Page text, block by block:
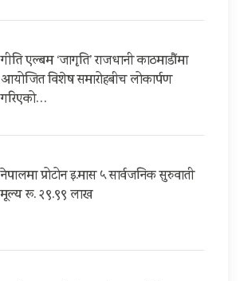
गीति एल्बम ‘जागृति’ राजधानी काठमाडौंमा
आयोजित विशेष समारोहबीच लोकार्पण
गरिएको…
नेपालमा प्रोटोन इ.मास ५ सार्वजनिक सुरुवाती
मूल्य रू. २९.९९ लाख